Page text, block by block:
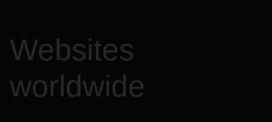
Websites
worldwide